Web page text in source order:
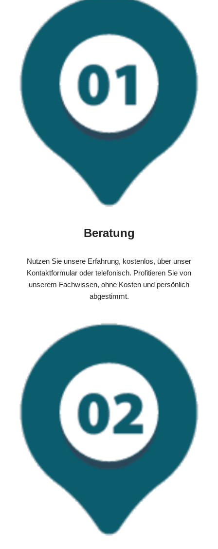
Beratung
Nutzen Sie unsere Erfahrung, kostenlos, über unser
Kontaktformular oder telefonisch. Profitieren Sie von
unserem Fachwissen, ohne Kosten und persönlich
abgestimmt.